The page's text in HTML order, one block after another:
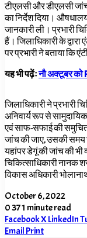
टीएलसी और डीएलसी
का निर्देश दिया।
जानकारी ली। प्रभारी
हैं। जिलाधिकारी के
पर प्रभारी ने बताया कि
यह भी पढ़ेंःनौ अक्टूबर को
जिलाधिकारी ने प्रभारी
अनिवार्य रूप से
एवं साफ-सफाई की समुचित
जांच की जाए, उसकी समय
यहांपर डेगूं की जांच की
चिकित्साधिकारी नानक
विकास अधिकारी
October 6, 2022
0371 minute read
FacebookXLinkedIn
Email Print